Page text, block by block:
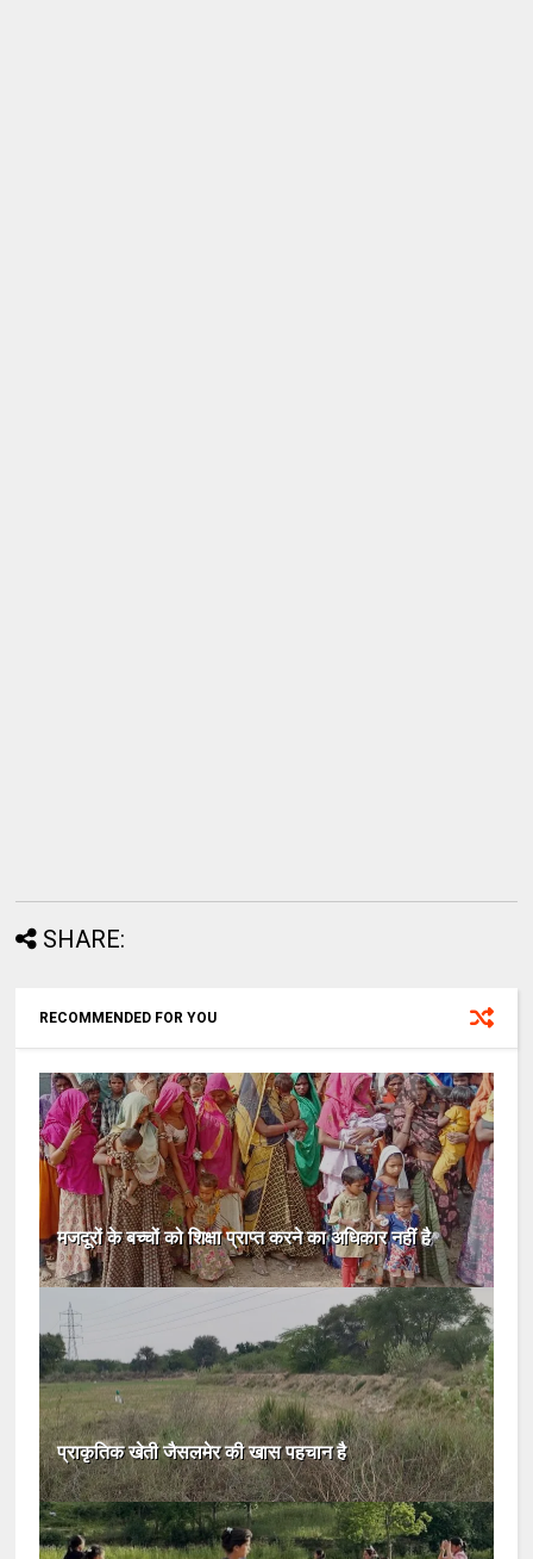
SHARE:
RECOMMENDED FOR YOU
मजदूरों के बच्चों को शिक्षा प्राप्त करने का अधिकार नहीं है
प्राकृतिक खेती जैसलमेर की खास पहचान है